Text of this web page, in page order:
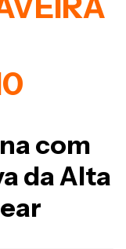
com
da Alta